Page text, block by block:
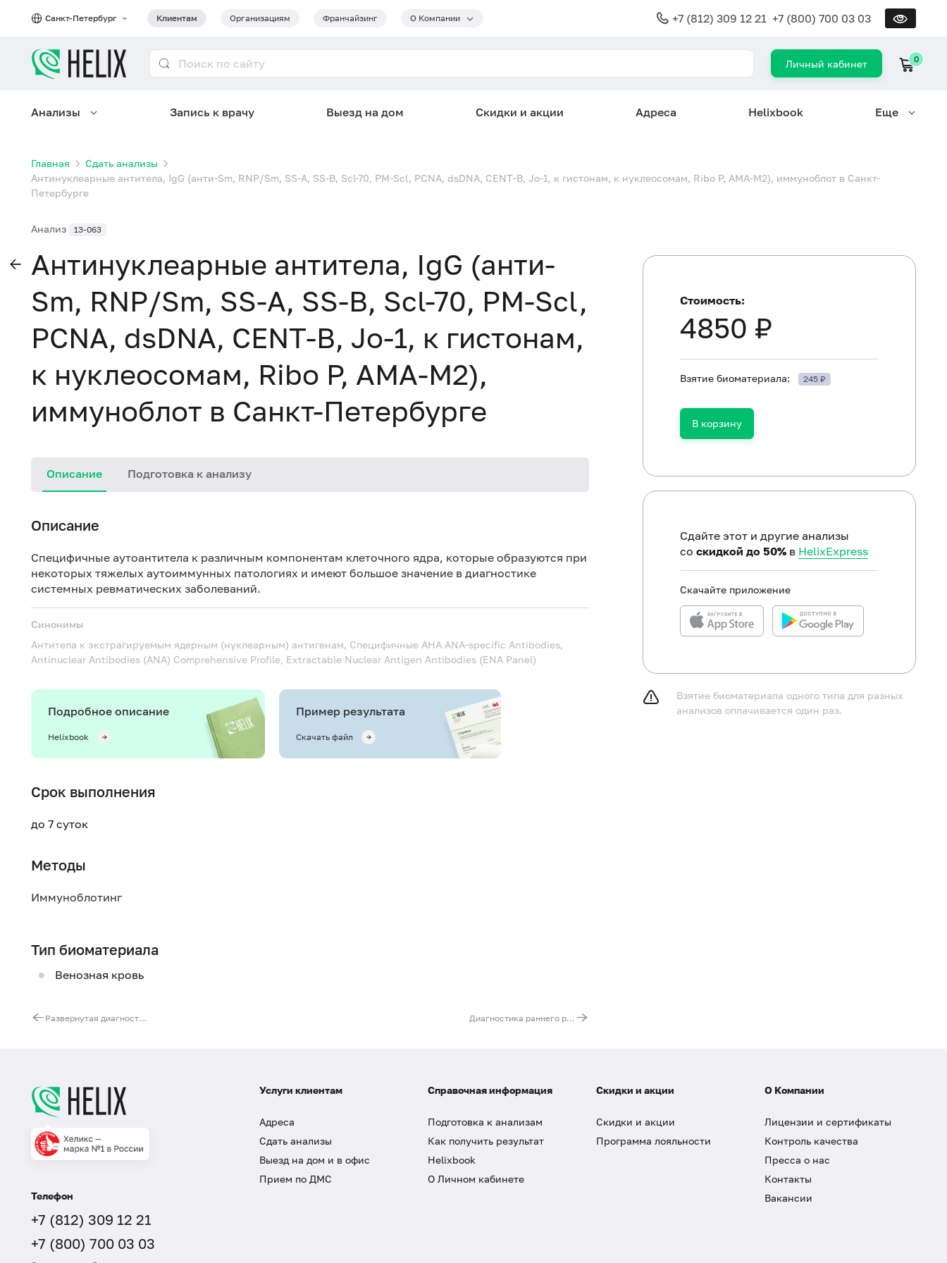
Санкт-Петербург Клиентам Организациям Франчайзинг О Компании +7 (812) 309 12 21 +7 (800) 700 03 03
Личный кабинет 0
Анализы Запись к врачу Выезд на дом Скидки и акции Адреса Helixbook Еще
Главная
Сдать анализы
Антинуклеарные антитела, IgG (анти-Sm, RNP/Sm, SS-A, SS-B, Scl-70, PM-Scl, PCNA, dsDNA, CENT-B, Jo-1, к гистонам, к нуклеосомам, Ribo P, AMA-M2), иммуноблот в Санкт-
Петербурге
Анализ 13-063
Антинуклеарные антитела, IgG (анти-
Sm, RNP/Sm, SS-A, SS-B, Scl-70, PM-Scl,
PCNA, dsDNA, CENT-B, Jo-1, к гистонам,
к нуклеосомам, Ribo P, AMA-M2),
иммуноблот в Санкт-Петербурге
Описание Подготовка к анализу
Описание
Специфичные аутоантитела к различным компонентам клеточного ядра, которые образуются при
некоторых тяжелых аутоиммунных патологиях и имеют большое значение в диагностике
системных ревматических заболеваний.
Синонимы
Антитела к экстрагируемым ядерным (нуклеарным) антигенам, Специфичные АНА ANA-specific Antibodies,
Antinuclear Antibodies (ANA) Comprehensive Profile, Extractable Nuclear Antigen Antibodies (ENA Panel)
Подробное описание
Helixbook
Пример результата
Скачать файл
Срок выполнения
до 7 суток
Методы
Иммуноблотинг
Тип биоматериала
Венозная кровь
Развернутая диагностика антифосфолипидного синдрома (АФС) Диагностика раннего ревматоидного артрита
Стоимость:
4850 ₽
Взятие биоматериала: 245 ₽
В корзину
Сдайте этот и другие анализы
со скидкой до 50% в HelixExpress
Скачайте приложение
Взятие биоматериала одного типа для разных
анализов оплачивается один раз.
Телефон
+7 (812) 309 12 21
+7 (800) 700 03 03
Услуги клиентам
Адреса
Сдать анализы
Выезд на дом и в офис
Прием по ДМС
Справочная информация
Подготовка к анализам
Как получить результат
Helixbook
О Личном кабинете
Скидки и акции
Скидки и акции
Программа лояльности
О Компании
Лицензии и сертификаты
Контроль качества
Пресса о нас
Контакты
Вакансии